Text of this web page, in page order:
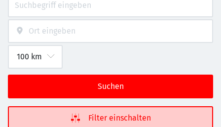
Suchen
Filter einschalten